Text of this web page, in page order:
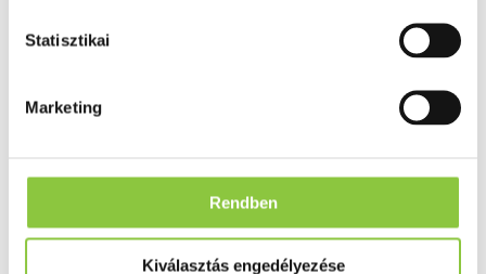
Statisztikai
Marketing
Rendben
Kiválasztás engedélyezése